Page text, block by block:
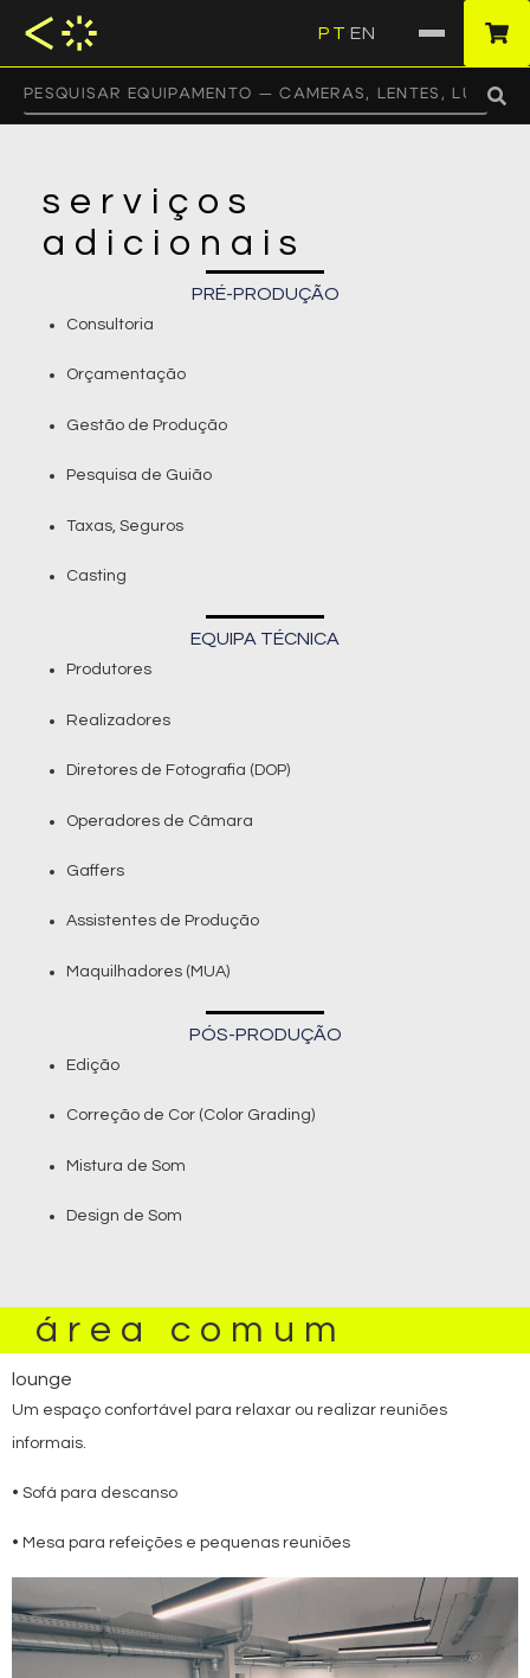
PT EN
serviços
adicionais
PRÉ-PRODUÇÃO
Consultoria
Orçamentação
Gestão de Produção
Pesquisa de Guião
Taxas, Seguros
Casting
EQUIPA TÉCNICA
Produtores
Realizadores
Diretores de Fotografia (DOP)
Operadores de Câmara
Gaffers
Assistentes de Produção
Maquilhadores (MUA)
PÓS-PRODUÇÃO
Edição
Correção de Cor (Color Grading)
Mistura de Som
Design de Som
área comum
lounge
Um espaço confortável para relaxar ou realizar reuniões
informais.
• Sofá para descanso
• Mesa para refeições e pequenas reuniões